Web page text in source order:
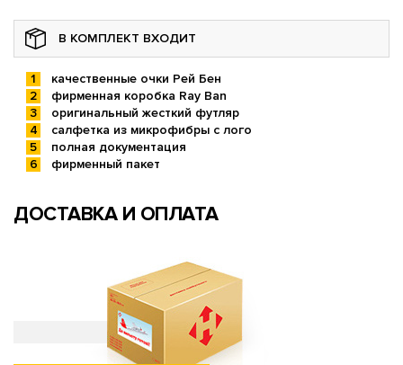
В КОМПЛЕКТ ВХОДИТ
качественные очки Рей Бен
фирменная коробка Ray Ban
оригинальный жесткий футляр
салфетка из микрофибры с лого
полная документация
фирменный пакет
ДОСТАВКА И ОПЛАТА